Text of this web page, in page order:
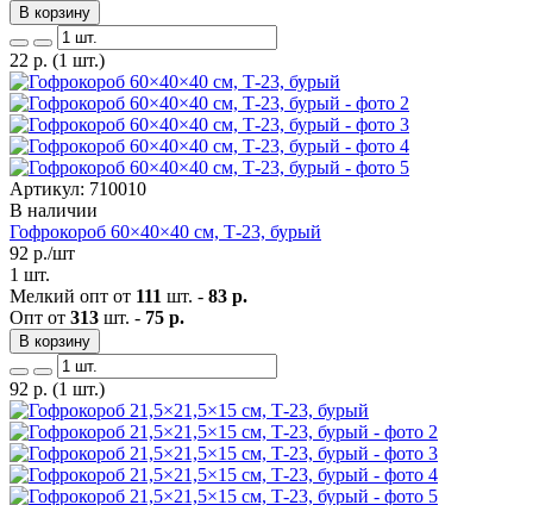
В корзину
22 р. (1 шт.)
Артикул: 710010
В наличии
Гофрокороб 60×40×40 см, Т-23, бурый
92 р./шт
1 шт.
Мелкий опт от 111 шт. - 83 р.
Опт от 313 шт. - 75 р.
В корзину
92 р. (1 шт.)